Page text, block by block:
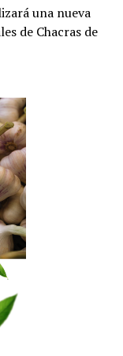
una nueva
de Chacras de